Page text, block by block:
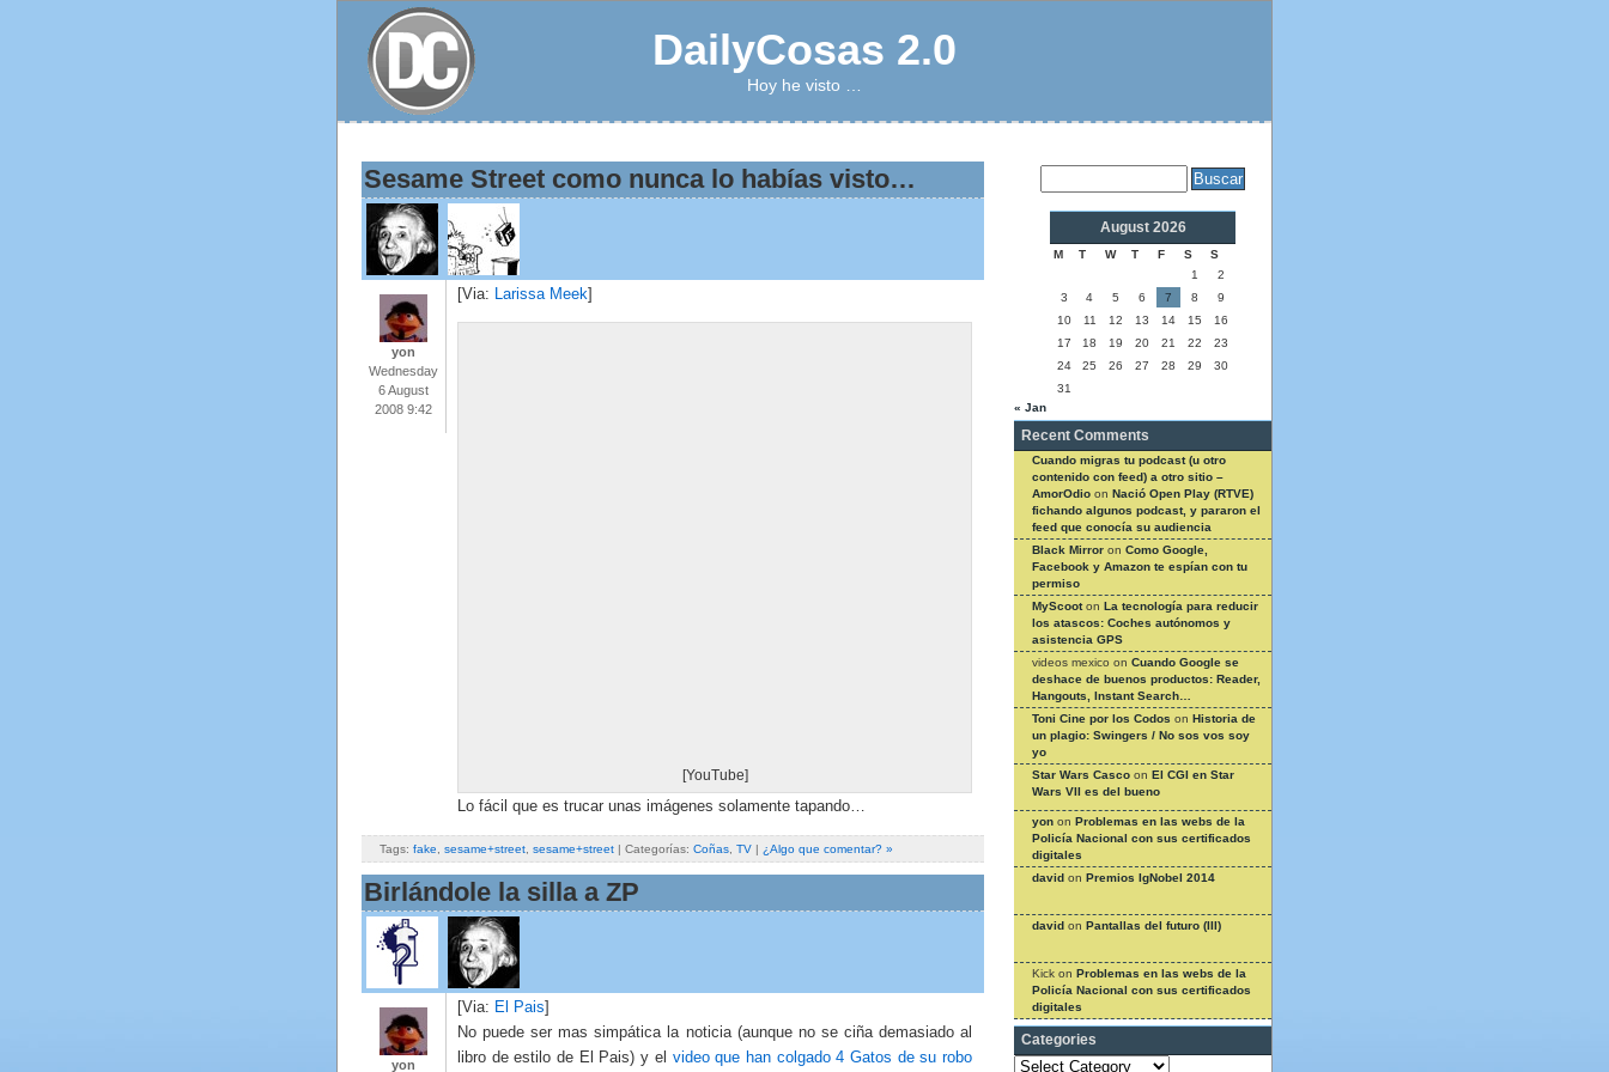
DailyCosas 2.0
Hoy he visto …
Sesame Street como nunca lo habías visto…
yon
Wednesday
6 August
2008 9:42
[Via: Larissa Meek]
[YouTube]
Lo fácil que es trucar unas imágenes solamente tapando…
Tags: fake sesame+street sesame+street | Categorías: Coñas TV | ¿Algo que comentar? »
Birlándole la silla a ZP
yon
[Via: El Pais]
No puede ser mas simpática la noticia (aunque no se ciña demasiado al
libro de estilo de El Pais) y el video que han colgado 4 Gatos de su robo
August 2026
M T W T F S
S
1
2
3
4 5 6 7 8
9
10
11 12 13 14 15
16
17
18 19 20 21 22
23
24
25 26 27 28 29
30
31
« Jan
Recent Comments
Cuando migras tu podcast (u otro
contenido con feed) a otro sitio –
AmorOdio on Nació Open Play (RTVE)
fichando algunos podcast, y pararon el
feed que conocía su audiencia
Black Mirror on Como Google,
Facebook y Amazon te espían con tu
permiso
MyScooton La tecnología para reducir
los atascos: Coches autónomos y
asistencia GPS
videos mexico on Cuando Google se
deshace de buenos productos: Reader,
Hangouts, Instant Search…
Toni Cine por los Codos on Historia de
un plagio: Swingers / No sos vos soy
yo
Star Wars Casco on El CGI en Star
Wars VII es del bueno
yon on Problemas en las webs de la
Policía Nacional con sus certificados
digitales
david on Premios IgNobel 2014
david on Pantallas del futuro (III)
Kick on Problemas en las webs de la
Policía Nacional con sus certificados
digitales
Categories
Categories